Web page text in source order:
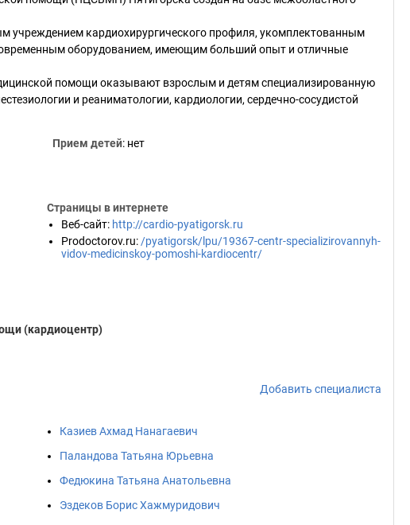
учреждением кардиохирургического профиля, укомплектованным
оборудованием, имеющим больший опыт и отличные
помощи оказывают взрослым и детям специализированную
и реаниматологии, кардиологии, сердечно-сосудистой
Прием детей: нет
Страницы в интернете
Веб-сайт: http://cardio-pyatigorsk.ru
Prodoctorov.ru: /pyatigorsk/lpu/19367-centr-specializirovannyh-
vidov-medicinskoy-pomoshi-kardiocentr/
(кардиоцентр)
Добавить специалиста
Казиев Ахмад Нанагаевич
Паландова Татьяна Юрьевна
Федюкина Татьяна Анатольевна
Эздеков Борис Хажмуридович